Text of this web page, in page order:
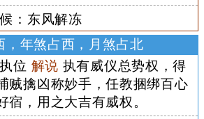
：东风解冻
，年煞占西，月煞占北
位 解说 执有威仪总势权，得
贼擒凶称妙手，任教捆绑百心
宿，用之大吉有威权。